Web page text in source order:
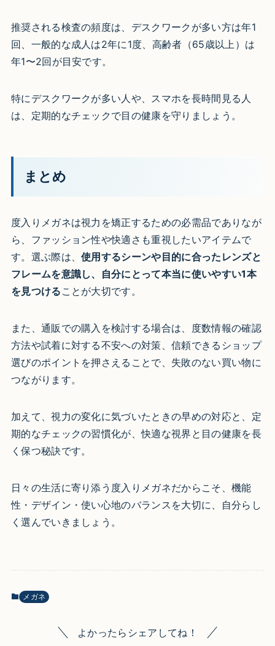
推奨される検査の頻度は、デスクワークが多い方は年1
回、一般的な成人は2年に1度、高齢者（65歳以上）は
年1〜2回が目安です。
特にデスクワークが多い人や、スマホを長時間見る人
は、定期的なチェックで目の健康を守りましょう。
まとめ
度入りメガネは視力を矯正するための必需品でありなが
ら、ファッション性や快適さも重視したいアイテムで
す。選ぶ際は、使用するシーンや目的に合ったレンズと
フレームを意識し、自分にとって本当に使いやすい1本
を見つける ことが大切です。
また、通販での購入を検討する場合は、度数情報の確認
方法や試着に対する不安への対策、信頼できるショップ
選びのポイントを押さえることで、失敗のない買い物に
つながります。
加えて、視力の変化に気づいたときの早めの対応と、定
期的なチェックの習慣化が、快適な視界と目の健康を長
く保つ秘訣です。
日々の生活に寄り添う度入りメガネだからこそ、機能
性・デザイン・使い心地のバランスを大切に、自分らし
く選んでいきましょう。
メガネ
よかったらシェアしてね！